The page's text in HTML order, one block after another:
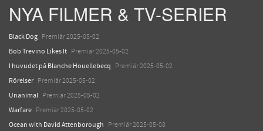
NYA FILMER & TV-SERIER
Black Dog Premiär 2025-05-02
Bob Trevino Likes It Premiär 2025-05-02
I huvudet på Blanche Houellebecq Premiär 2025-05-02
Rörelser Premiär 2025-05-02
Unanimal Premiär 2025-05-02
Warfare Premiär 2025-05-02
Ocean with David Attenborough Premiär 2025-05-08